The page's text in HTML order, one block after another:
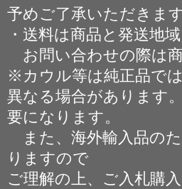
予めご了承いただきま
・送料は商品と発送地
お問い合わせの際は
※カウル等は純正品で
異なる場合があります
要になります。
また、海外輸入品の
りますので
ご理解の上、ご入札購